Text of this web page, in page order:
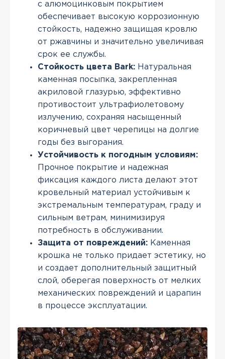
с алюмоцинковым покрытием
обеспечивает высокую коррозионную
стойкость, надежно защищая кровлю
от ржавчины и значительно увеличивая
срок ее службы.
Стойкость цвета Bark: Натуральная
каменная посыпка, закрепленная
акриловой глазурью, эффективно
противостоит ультрафиолетовому
излучению, сохраняя насыщенный
коричневый цвет черепицы на долгие
годы без выгорания.
Устойчивость к погодным условиям:
Прочное покрытие и надежная
фиксация каждого листа делают этот
кровельный материал устойчивым к
экстремальным температурам, граду и
сильным ветрам, минимизируя
потребность в обслуживании.
Защита от повреждений: Каменная
крошка не только придает эстетику, но
и создает дополнительный защитный
слой, оберегая поверхность от мелких
механических повреждений и царапин
в процессе эксплуатации.